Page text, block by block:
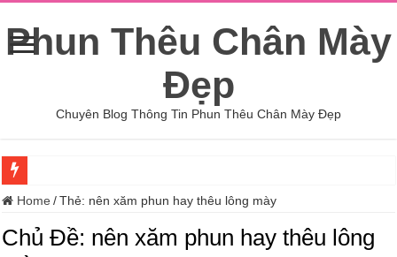
Phun Thêu Chân Mày
Đẹp
Chuyên Blog Thông Tin Phun Thêu Chân Mày Đẹp
Giải pháp quà tặng doanh nghiệp ở Bình Dương tối ưu chi phí
Top 5 Trường Dạy Nghề Kỹ Thuật Chế Biến Món Ăn Tại Nghệ An Uy Tín
Home / Thẻ: nên xăm phun hay thêu lông mày
Chủ Đề: nên xăm phun hay thêu lông